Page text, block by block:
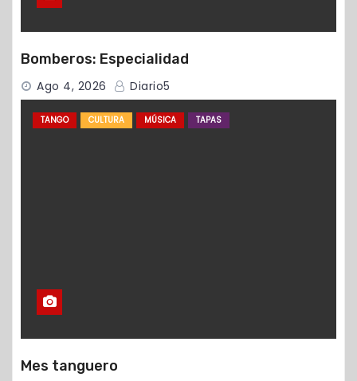
Bomberos: Especialidad
Ago 4, 2026 Diario5
TANGO CULTURA MÚSICA TAPAS
Mes tanguero